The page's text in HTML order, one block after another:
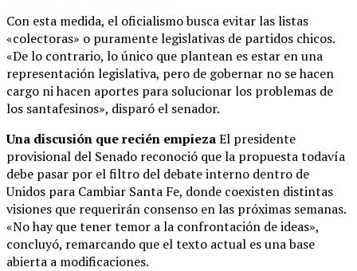
Con esta medida, el oficialismo busca evitar las listas
«colectoras» o puramente legislativas de partidos chicos.
«De lo contrario, lo único que plantean es estar en una
representación legislativa, pero de gobernar no se hacen
cargo ni hacen aportes para solucionar los problemas de
los santafesinos», disparó el senador.
Una discusión que recién empiezaEl presidente
provisional del Senado reconoció que la propuesta todavía
debe pasar por el filtro del debate interno dentro de
Unidos para Cambiar Santa Fe, donde coexisten distintas
visiones que requerirán consenso en las próximas semanas.
«No hay que tener temor a la confrontación de ideas»,
concluyó, remarcando que el texto actual es una base
abierta a modificaciones.